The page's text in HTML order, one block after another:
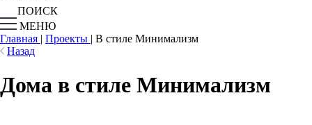
ПОИСК
МЕНЮ
Главная | Проекты | В стиле Минимализм
Назад
Дома в стиле Минимализм